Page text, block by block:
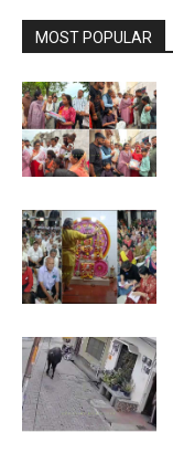
MOST POPULAR